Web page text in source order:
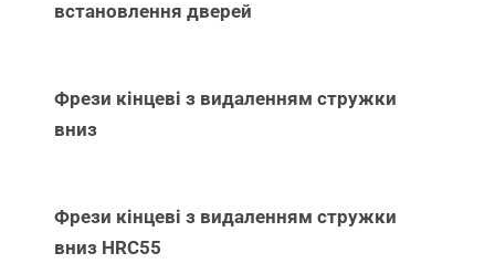
встановлення дверей
Фрези кінцеві з видаленням стружки
вниз
Фрези кінцеві з видаленням стружки
вниз НRC55